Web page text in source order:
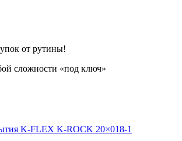
от рутины!
сложности «под ключ»
K-FLEX K-ROCK 20×018-1